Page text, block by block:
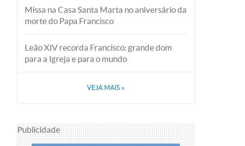
Missa na Casa Santa Marta no aniversário da
morte do Papa Francisco
Leão XIV recorda Francisco: grande dom
para a Igreja e para o mundo
VEJA MAIS »
Publicidade